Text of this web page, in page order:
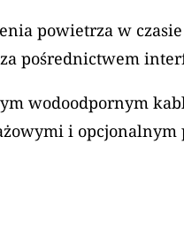
powietrza w
pośrednictwem
wodoodpornym
i opcjonalnym